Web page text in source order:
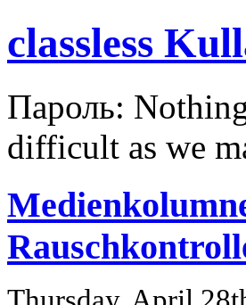
classless
Пароль:
difficult as we